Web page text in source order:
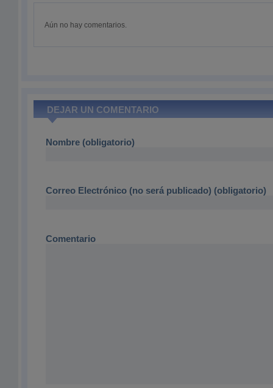
Aún no hay comentarios.
DEJAR UN COMENTARIO
Nombre (obligatorio)
Correo Electrónico (no será publicado) (obligatorio)
Comentario